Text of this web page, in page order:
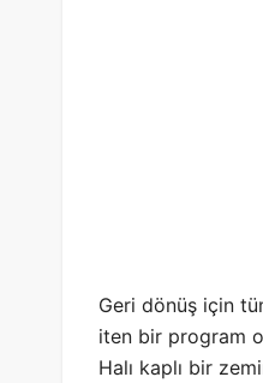
Geri dönüş için
iten bir program
Halı kaplı bir